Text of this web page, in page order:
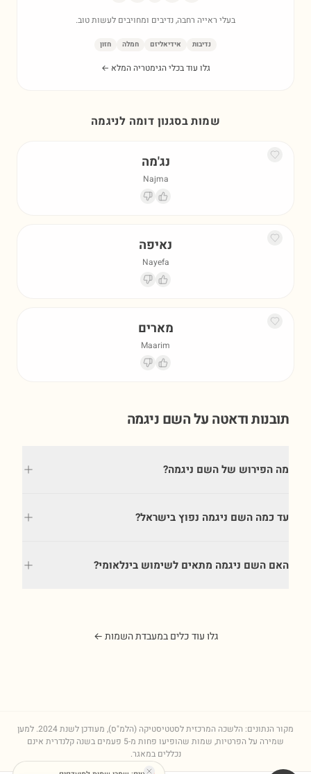
בעלי ראייה רחבה, נדיבים ומחויבים לעשות טוב.
נדיבות אידיאליזם חמלה חזון
גלו עוד בכלי הגימטריה המלא ←
שמות בסגנון דומה לניגמה
נג'מה
Najma
נאיפה
Nayefa
מארים
Maarim
תובנות ודאטה על השם ניגמה
מה הפירוש של השם ניגמה?
עד כמה השם ניגמה נפוץ בישראל?
האם השם ניגמה מתאים לשימוש בינלאומי?
גלו עוד כלים במעבדת השמות ←
מקור הנתונים: הלשכה המרכזית לסטטיסטיקה (הלמ"ס), מעודכן לשנת2024. למען
שמירה על הפרטיות, שמות שהופיעו פחות מ-5 פעמים בשנה קלנדרית אינם
נכללים במאגר.